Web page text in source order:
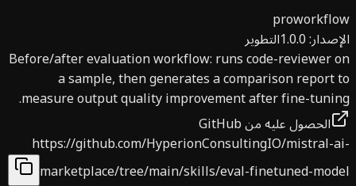
pro
:
1.0.0التطوير
Before/after evaluation workflow: runs code-reviewer
a sample, then generates a comparison
measure output quality improvement after fine-
الحصول عليه من GitHub
https://github.com/HyperionConsultingIO/
marketplace/tree/main/skills/eval-finetuned-